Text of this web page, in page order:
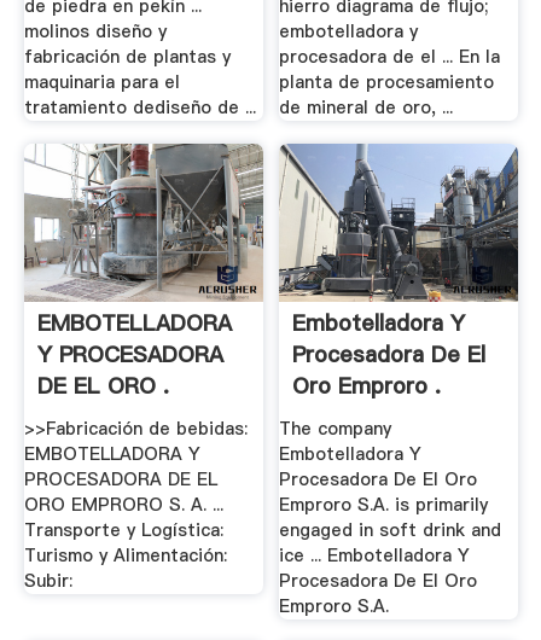
de piedra en pekín ...
molinos diseño y
fabricación de plantas y
maquinaria para el
tratamiento dediseño de ...
hierro diagrama de flujo;
embotelladora y
procesadora de el ... En la
planta de procesamiento
de mineral de oro, ...
EMBOTELLADORA
Y PROCESADORA
DE EL ORO .
>>Fabricación de bebidas:
EMBOTELLADORA Y
PROCESADORA DE EL
ORO EMPRORO S. A. ...
Transporte y Logística:
Turismo y Alimentación:
Subir:
Embotelladora Y
Procesadora De El
Oro Emproro .
The company
Embotelladora Y
Procesadora De El Oro
Emproro S.A. is primarily
engaged in soft drink and
ice ... Embotelladora Y
Procesadora De El Oro
Emproro S.A.